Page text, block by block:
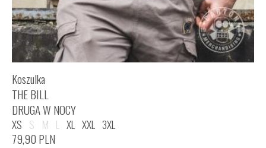
Koszulka
THE BILL
DRUGA W NOCY
XS S M L XL XXL 3XL
79,90 PLN